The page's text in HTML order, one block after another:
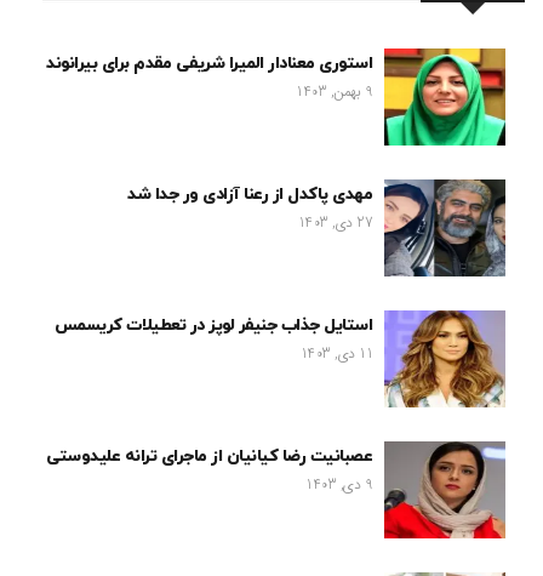
استوری معنادار المیرا شریفی مقدم برای بیرانوند
9 بهمن, 1403
مهدی پاکدل از رعنا آزادی ور جدا شد
27 دی, 1403
استایل جذاب جنیفر لوپز در تعطیلات کریسمس
11 دی, 1403
عصبانیت رضا کیانیان از ماجرای ترانه علیدوستی
9 دی, 1403